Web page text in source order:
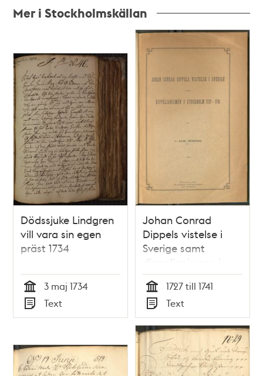
Mer i Stockholmskällan
och
teman
Dödssjuke Lindgren
vill vara sin egen
präst 1734
Tid
3 maj 1734
Typ
Text
Johan Conrad
Dippels vistelse i
Sverige samt
dippelianismen i
Stockholm 1727-1741
Tid
1727 till 1741
Typ
Text